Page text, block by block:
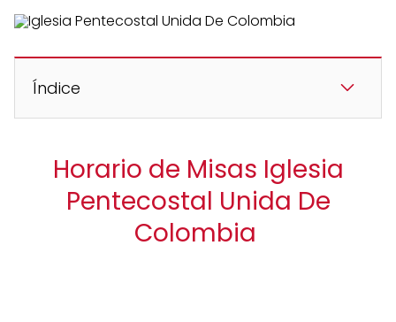
Índice
Horario de Misas Iglesia
Pentecostal Unida De
Colombia